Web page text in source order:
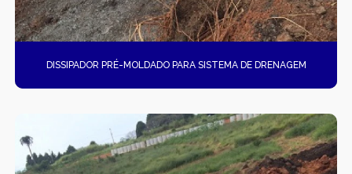
DISSIPADOR PRÉ-MOLDADO PARA SISTEMA DE DRENAGEM